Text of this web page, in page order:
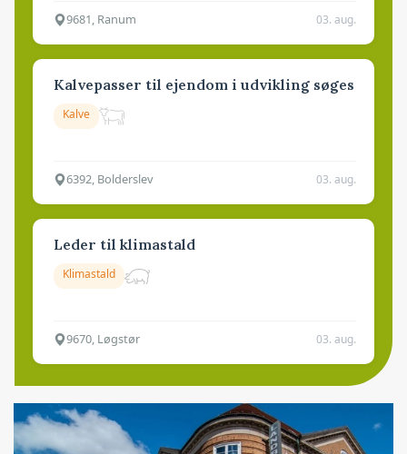
9681, Ranum 03. aug.
Kalvepasser til ejendom i udvikling søges
Kalve
6392, Bolderslev 03. aug.
Leder til klimastald
Klimastald
9670, Løgstør 03. aug.